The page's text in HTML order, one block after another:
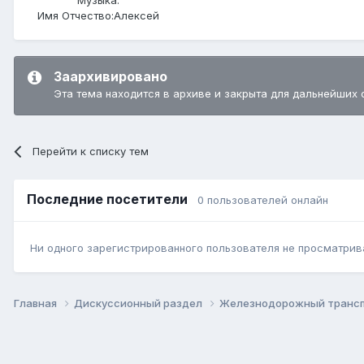
Имя Отчество:Алексей
Заархивировано
Эта тема находится в архиве и закрыта для дальнейших
Перейти к списку тем
Последние посетители 0 пользователей онлайн
Ни одного зарегистрированного пользователя не
Главная Дискуссионный раздел Железнодорожный